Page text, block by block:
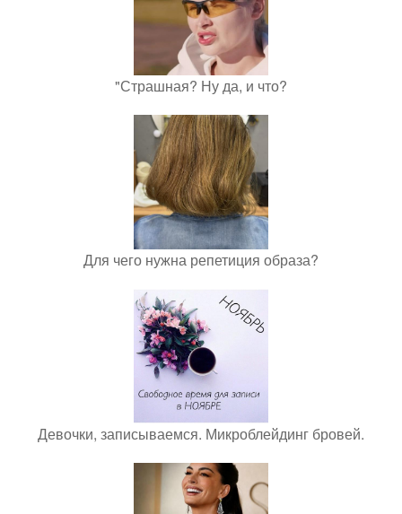
"Страшная? Ну да, и что?
Для чего нужна репетиция образа?
Девочки, записываемся. Микроблейдинг бровей.